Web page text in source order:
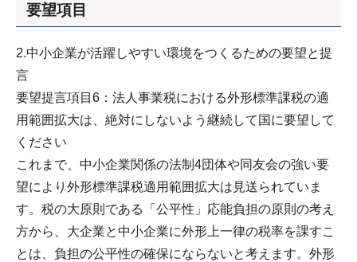
要望項目
2.中小企業が活躍しやすい環境をつくるための要望と提
言
要望提言項目6：法人事業税における外形標準課税の適
用範囲拡大は、絶対にしないよう継続して国に要望して
ください
これまで、中小企業関係の法制4団体や同友会の強い要
望により外形標準課税適用範囲拡大は見送られていま
す。税の大原則である「公平性」応能負担の原則の考え
方から、大企業と中小企業に外形上一律の税率を課すこ
とは、負担の公平性の確保にならないと考えます。外形